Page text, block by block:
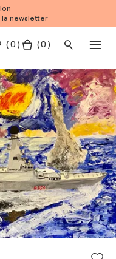
newsletter
(0 ) ( 0 )